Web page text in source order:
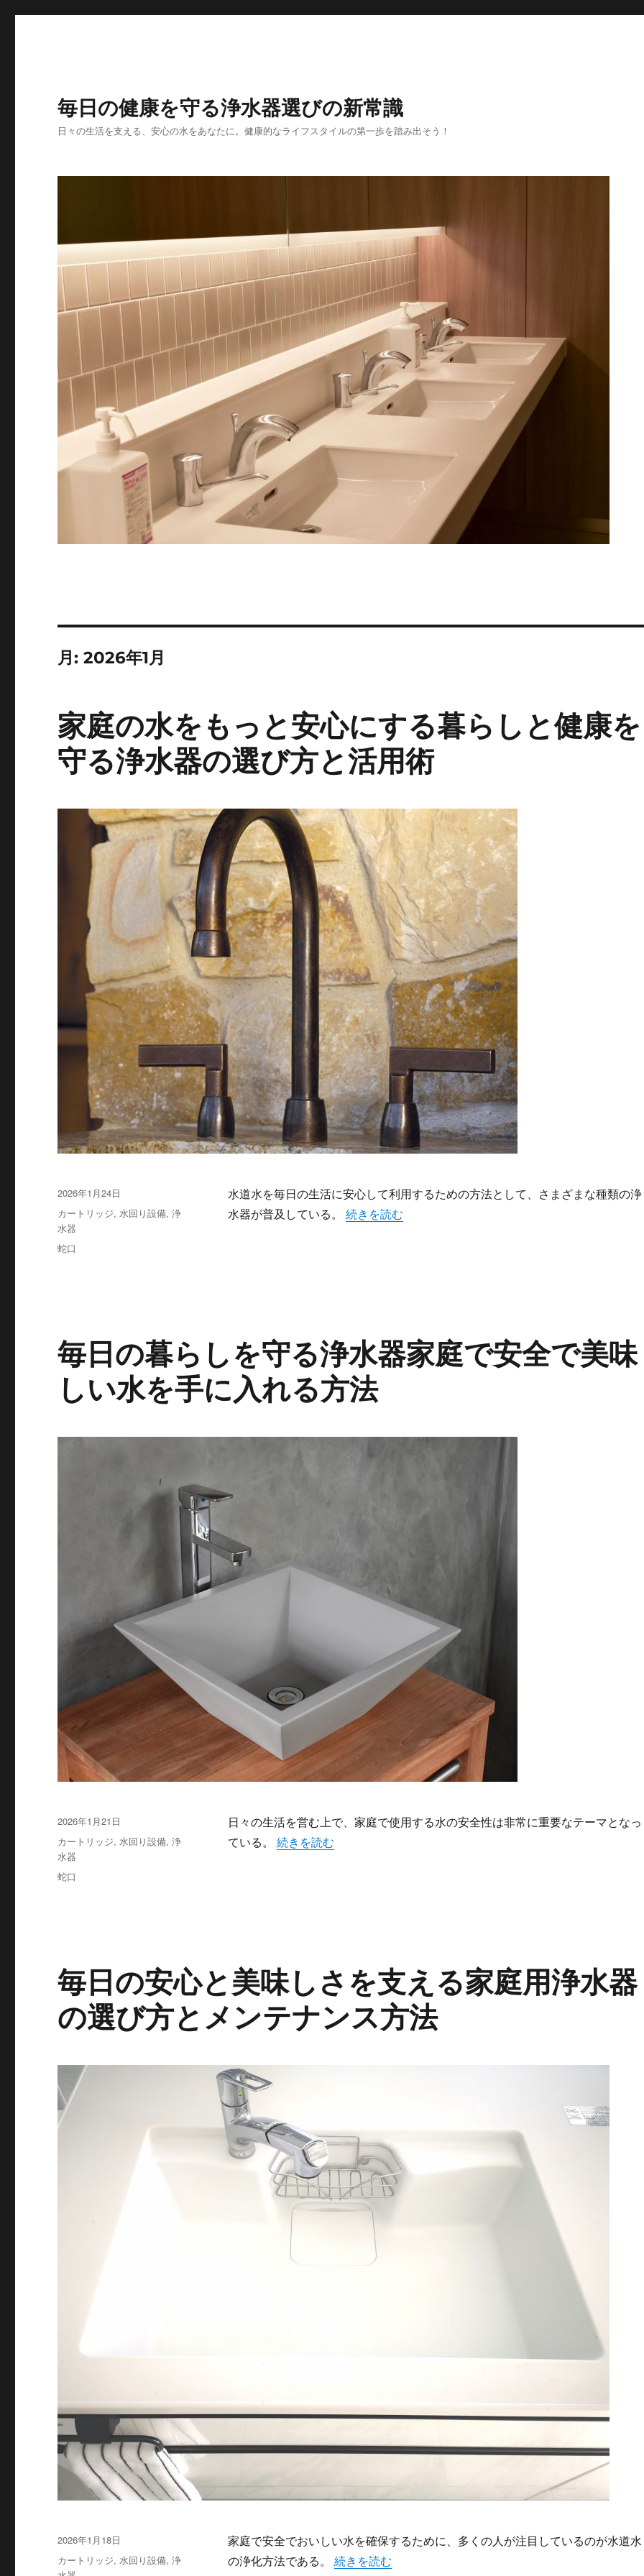
毎日の健康を守る浄水器選びの新常識
日々の生活を支える、安心の水をあなたに。健康的なライフスタイルの第一歩を踏み出そう！
月:2026年1月
家庭の水をもっと安心にする暮らしと健康を
守る浄水器の選び方と活用術
水道水を毎日の生活に安心して利用するための方法として、さまざまな種類の浄
水器が普及している。 “家庭の水をもっと安心にする暮らしと健康を守る浄水器
続きを読む
投
稿
日:
2026年1月24日
カ
テ
ゴ
リ
カートリッジ,水回り設備,浄
水器
タ
蛇口
毎日の暮らしを守る浄水器家庭で安全で美味
しい水を手に入れる方法
日々の生活を営む上で、家庭で使用する水の安全性は非常に重要なテーマとなっ
ている。 “毎日の暮らしを守る浄水器家庭で安全で美味しい水を手に入れる方法
続きを読む
投
稿
日:
2026年1月21日
カ
テ
ゴ
リ
カートリッジ,水回り設備,浄
水器
タ
蛇口
毎日の安心と美味しさを支える家庭用浄水器
の選び方とメンテナンス方法
家庭で安全でおいしい水を確保するために、多くの人が注目しているのが水道水
の浄化方法である。 “毎日の安心と美味しさを支える家庭用浄水器の選び方とメ
続きを読む
投
稿
日:
2026年1月18日
カ
カートリッジ,水回り設備,浄